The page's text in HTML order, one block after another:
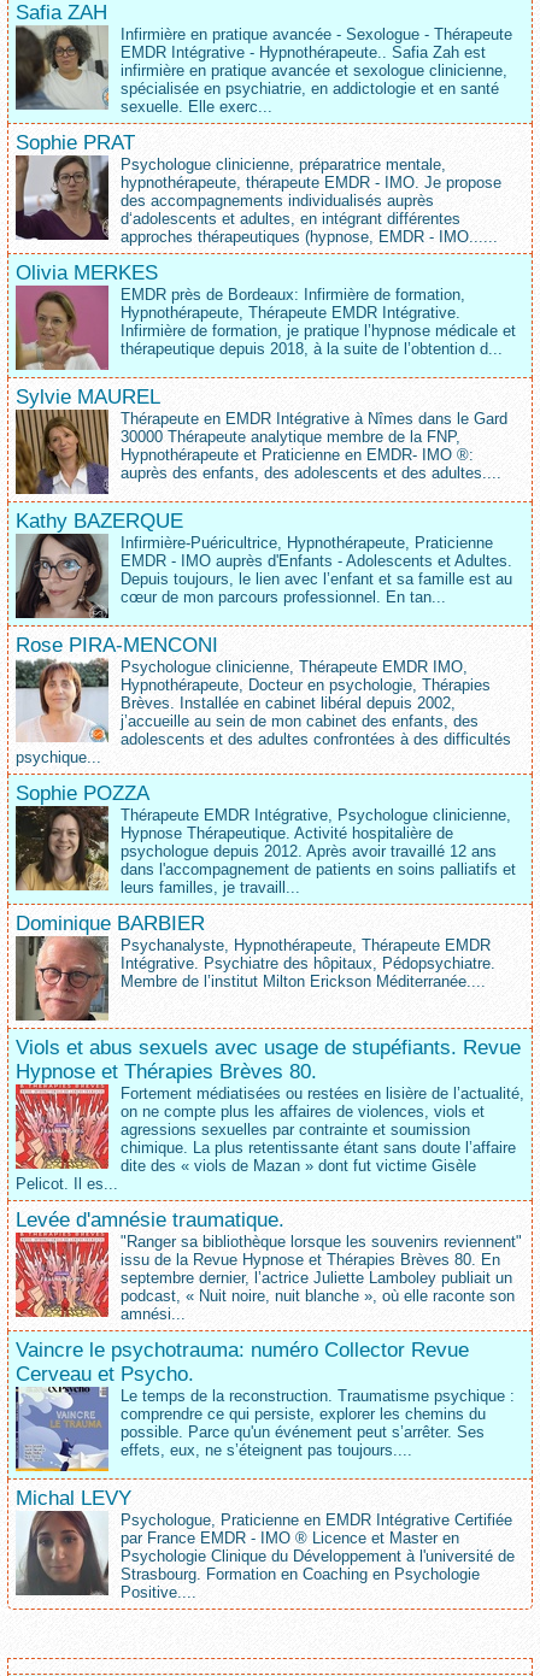
Safia ZAH
Infirmière en pratique avancée - Sexologue - Thérapeute
EMDR Intégrative - Hypnothérapeute.. Safia Zah est
infirmière en pratique avancée et sexologue clinicienne,
spécialisée en psychiatrie, en addictologie et en santé
sexuelle. Elle exerc...
Sophie PRAT
Psychologue clinicienne, préparatrice mentale,
hypnothérapeute, thérapeute EMDR - IMO. Je propose
des accompagnements individualisés auprès
d‘adolescents et adultes, en intégrant différentes
approches thérapeutiques (hypnose, EMDR - IMO......
Olivia MERKES
EMDR près de Bordeaux: Infirmière de formation,
Hypnothérapeute, Thérapeute EMDR Intégrative.
Infirmière de formation, je pratique l’hypnose médicale et
thérapeutique depuis 2018, à la suite de l’obtention d...
Sylvie MAUREL
Thérapeute en EMDR Intégrative à Nîmes dans le Gard
30000 Thérapeute analytique membre de la FNP,
Hypnothérapeute et Praticienne en EMDR- IMO ®:
auprès des enfants, des adolescents et des adultes....
Kathy BAZERQUE
Infirmière-Puéricultrice, Hypnothérapeute, Praticienne
EMDR - IMO auprès d'Enfants - Adolescents et Adultes.
Depuis toujours, le lien avec l’enfant et sa famille est au
cœur de mon parcours professionnel. En tan...
Rose PIRA-MENCONI
Psychologue clinicienne, Thérapeute EMDR IMO,
Hypnothérapeute, Docteur en psychologie, Thérapies
Brèves. Installée en cabinet libéral depuis 2002,
j’accueille au sein de mon cabinet des enfants, des
adolescents et des adultes confrontées à des difficultés
psychique...
Sophie POZZA
Thérapeute EMDR Intégrative, Psychologue clinicienne,
Hypnose Thérapeutique. Activité hospitalière de
psychologue depuis 2012. Après avoir travaillé 12 ans
dans l'accompagnement de patients en soins palliatifs et
leurs familles, je travaill...
Dominique BARBIER
Psychanalyste, Hypnothérapeute, Thérapeute EMDR
Intégrative. Psychiatre des hôpitaux, Pédopsychiatre.
Membre de l’institut Milton Erickson Méditerranée....
Viols et abus sexuels avec usage de stupéfiants. Revue
Hypnose et Thérapies Brèves 80.
Fortement médiatisées ou restées en lisière de l’actualité,
on ne compte plus les affaires de violences, viols et
agressions sexuelles par contrainte et soumission
chimique. La plus retentissante étant sans doute l’affaire
dite des « viols de Mazan » dont fut victime Gisèle
Pelicot. Il es...
Levée d'amnésie traumatique.
"Ranger sa bibliothèque lorsque les souvenirs reviennent"
issu de la Revue Hypnose et Thérapies Brèves 80. En
septembre dernier, l’actrice Juliette Lamboley publiait un
podcast, « Nuit noire, nuit blanche », où elle raconte son
amnési...
Vaincre le psychotrauma: numéro Collector Revue
Cerveau et Psycho.
Le temps de la reconstruction. Traumatisme psychique :
comprendre ce qui persiste, explorer les chemins du
possible. Parce qu'un événement peut s’arrêter. Ses
effets, eux, ne s’éteignent pas toujours....
Michal LEVY
Psychologue, Praticienne en EMDR Intégrative Certifiée
par France EMDR - IMO ® Licence et Master en
Psychologie Clinique du Développement à l'université de
Strasbourg. Formation en Coaching en Psychologie
Positive....